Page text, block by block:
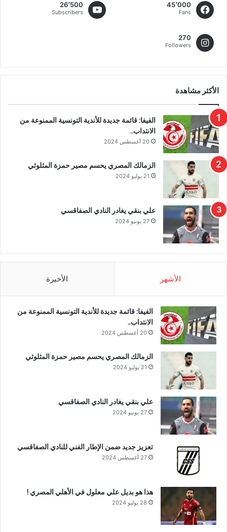
45٬000
Fans
26٬500
Subscribers
270
Followers
الأكثر مشاهدة
الفيفا: قائمة جديدة للأندية التونسية الممنوعة من
الانتداب..
20 أغسطس 2024
الزمالك المصري يحسم مصير حمزة المثلوثي
21 يوليو 2024
علي بنقي يغادر النادي الصفاقسي
27 يونيو 2024
الأشهر الأخيرة
الفيفا: قائمة جديدة للأندية التونسية الممنوعة من
الانتداب..
20 أغسطس 2024
الزمالك المصري يحسم مصير حمزة المثلوثي
21 يوليو 2024
علي بنقي يغادر النادي الصفاقسي
27 يونيو 2024
تعزيز جديد ضمن الإطار الفني للنادي الصفاقسي
27 أغسطس 2024
هذا هو بديل علي معلول في الأهلي المصري !
28 يوليو 2024